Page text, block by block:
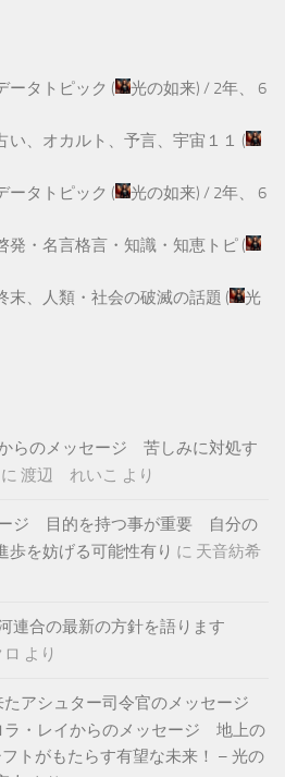
ータトピック ( 光の如来) / 2年、 6
い、オカルト、予言、宇宙１１ (
ータトピック ( 光の如来) / 2年、 6
発・名言格言・知識・知恵トピ (
末、人類・社会の破滅の話題 (
光
らのメッセージ 苦しみに対処す
に 渡辺 れいこ より
ジ 目的を持つ事が重要 自分の
歩を妨げる可能性有り に 天音紡希
連合の最新の方針を語ります
より
たアシュター司令官のメッセージ
ラ・レイからのメッセージ 地上の
トがもたらす有望な未来！ – 光の